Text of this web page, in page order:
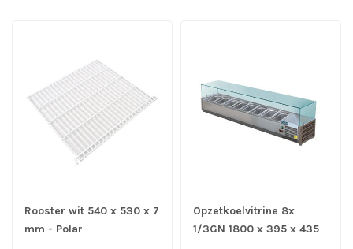
Rooster wit 540 x 530 x 7
mm - Polar
Opzetkoelvitrine 8x
1/3GN 1800 x 395 x 435